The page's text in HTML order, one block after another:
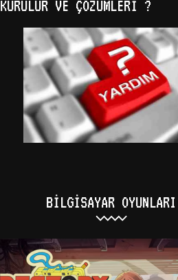
KURULUR VE ÇÖZÜMLERI ?
BILGISAYAR OYUNLARI